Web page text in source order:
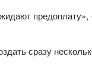
предоплату»,
сразу